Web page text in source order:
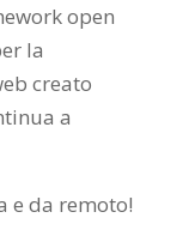
open
la
creato
a
e da remoto!